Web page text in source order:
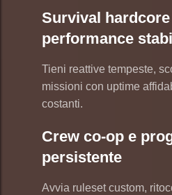
Survival
performance
Tieni reattive tempeste,
missioni con uptime
costanti.
Crew co-op e
persistente
Avvia ruleset custom,